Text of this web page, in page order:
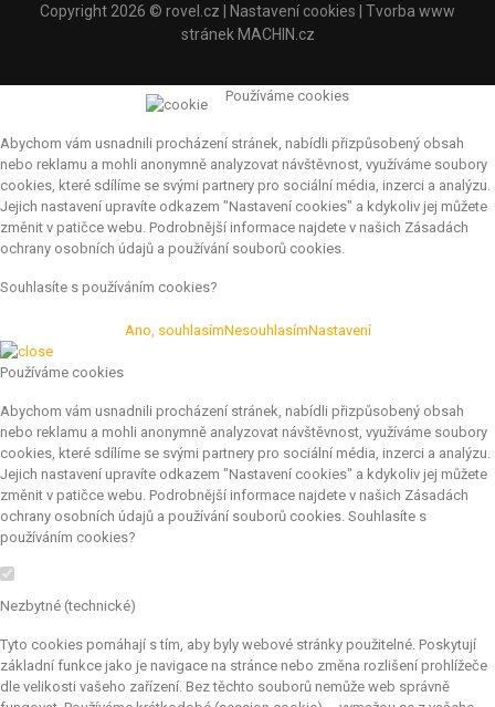
Copyright 2026 © rovel.cz Nastavení cookies | Tvorba www
stránek MACHIN.cz
Používáme cookies
Abychom vám usnadnili procházení stránek, nabídli přizpůsobený obsah
nebo reklamu a mohli anonymně analyzovat návštěvnost, využíváme soubory
cookies, které sdílíme se svými partnery pro sociální média, inzerci a analýzu.
Jejich nastavení upravíte odkazem "Nastavení cookies" a kdykoliv jej můžete
změnit v patičce webu. Podrobnější informace najdete v našich Zásadách
ochrany osobních údajů a používání souborů cookies.
Souhlasíte s používáním cookies?
Ano, souhlasímNesouhlasímNastavení
Používáme cookies
Abychom vám usnadnili procházení stránek, nabídli přizpůsobený obsah
nebo reklamu a mohli anonymně analyzovat návštěvnost, využíváme soubory
cookies, které sdílíme se svými partnery pro sociální média, inzerci a analýzu.
Jejich nastavení upravíte odkazem "Nastavení cookies" a kdykoliv jej můžete
změnit v patičce webu. Podrobnější informace najdete v našich Zásadách
ochrany osobních údajů a používání souborů cookies. Souhlasíte s
používáním cookies?
Nezbytné (technické)
Tyto cookies pomáhají s tím, aby byly webové stránky použitelné. Poskytují
základní funkce jako je navigace na stránce nebo změna rozlišení prohlížeče
dle velikosti vašeho zařízení. Bez těchto souborů nemůže web správně